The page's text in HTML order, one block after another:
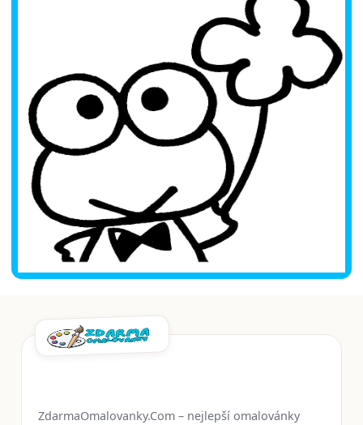
ZdarmaOmalovanky.Com – nejlepší omalovánky